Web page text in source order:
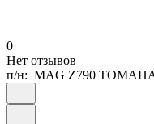
0
Нет отзывов
п/н: MAG Z790